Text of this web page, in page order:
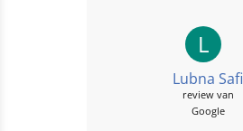
are nice 👍
L
Lubna Safi
review van
Google